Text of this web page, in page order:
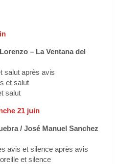
– La Ventana del
salut après avis
et salut
salut
21 juin
/ José Manuel Sanchez
avis et silence après avis
et silence